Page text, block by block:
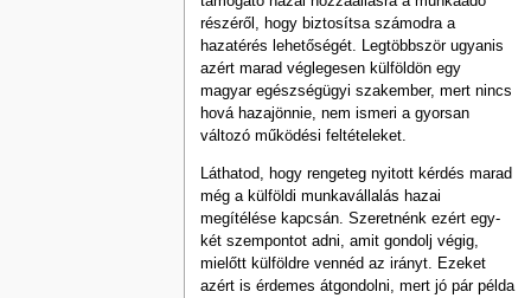
részéről, hogy biztosítsa számodra a
hazatérés lehetőségét. Legtöbbször ugyanis
azért marad véglegesen külföldön egy
magyar egészségügyi szakember, mert nincs
hová hazajönnie, nem ismeri a gyorsan
változó működési feltételeket.
Láthatod, hogy rengeteg nyitott kérdés marad
még a külföldi munkavállalás hazai
megítélése kapcsán. Szeretnénk ezért egy-
két szempontot adni, amit gondolj végig,
mielőtt külföldre vennéd az irányt. Ezeket
azért is érdemes átgondolni, mert jó pár példa